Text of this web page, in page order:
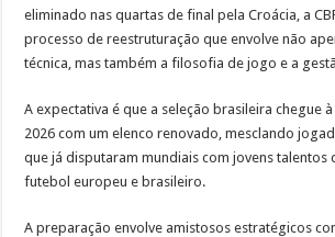
eliminado nas quartas de final pela Croácia, a
processo de reestruturação que envolve não
técnica, mas também a filosofia de jogo e a
A expectativa é que a seleção brasileira chegue
2026 com um elenco renovado, mesclando
que já disputaram mundiais com jovens talentos
futebol europeu e brasileiro.
A preparação envolve amistosos estratégicos